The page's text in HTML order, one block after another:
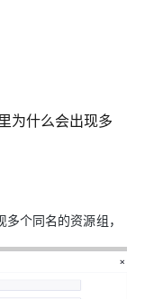
为什么会出现多
个同名的资源组，